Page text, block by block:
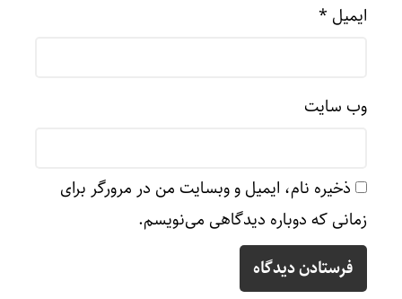
ایمیل *
وب‌ سایت
ذخیره نام، ایمیل و وبسایت من در مرورگر برای
زمانی که دوباره دیدگاهی می‌نویسم.